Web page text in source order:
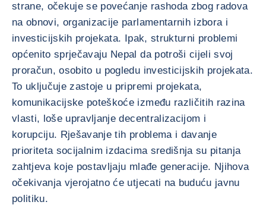
strane, očekuje se povećanje rashoda zbog radova
na obnovi, organizacije parlamentarnih izbora i
investicijskih projekata. Ipak, strukturni problemi
općenito sprječavaju Nepal da potroši cijeli svoj
proračun, osobito u pogledu investicijskih projekata.
To uključuje zastoje u pripremi projekata,
komunikacijske poteškoće između različitih razina
vlasti, loše upravljanje decentralizacijom i
korupciju. Rješavanje tih problema i davanje
prioriteta socijalnim izdacima središnja su pitanja
zahtjeva koje postavljaju mlađe generacije. Njihova
očekivanja vjerojatno će utjecati na buduću javnu
politiku.